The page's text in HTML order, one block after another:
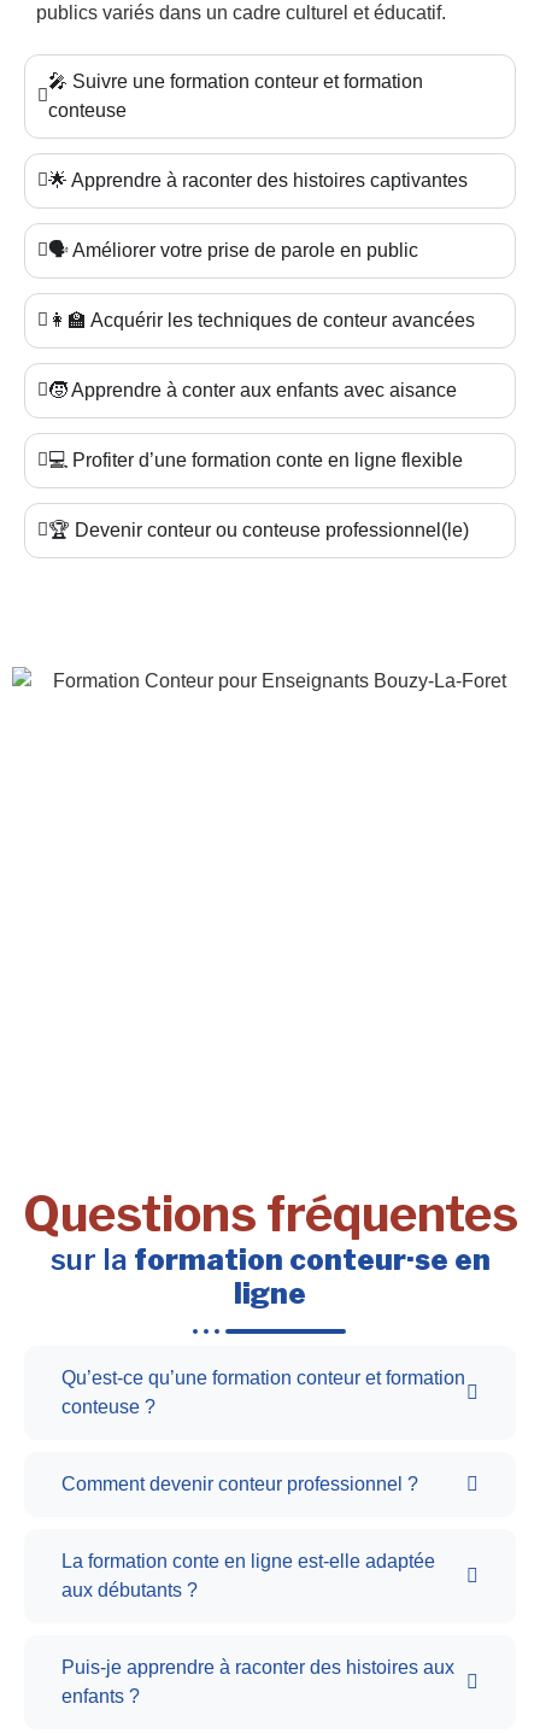
publics variés dans un cadre culturel et éducatif.
🎤 Suivre une formation conteur et formation
conteuse
🌟 Apprendre à raconter des histoires captivantes
🗣️ Améliorer votre prise de parole en public
👩‍🏫 Acquérir les techniques de conteur avancées
🧒 Apprendre à conter aux enfants avec aisance
💻 Profiter d’une formation conte en ligne flexible
🏆 Devenir conteur ou conteuse professionnel(le)
Questions fréquentes
sur la formation conteur·se en
ligne
Qu’est-ce qu’une formation conteur et formation
conteuse ?
Comment devenir conteur professionnel ?
La formation conte en ligne est-elle adaptée
aux débutants ?
Puis-je apprendre à raconter des histoires aux
enfants ?